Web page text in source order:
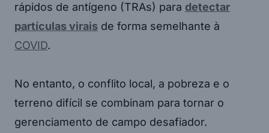
rápidos de antígeno (TRAs) para detectar
partículas virais de forma semelhante à
COVID.
No entanto, o conflito local, a pobreza e o
terreno difícil se combinam para tornar o
gerenciamento de campo desafiador.